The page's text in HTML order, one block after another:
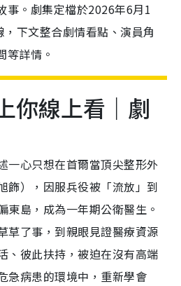
事。劇集定檔於2026年6月1
下文整合劇情看點、演員角
等詳情。
你線上看｜劇
一心只想在首爾當頂尖整形外
飾），因服兵役被「流放」到
東島，成為一年期公衛醫生。
草了事，到親眼見證醫療資源
、彼此扶持，被迫在沒有高端
急病患的環境中，重新學會